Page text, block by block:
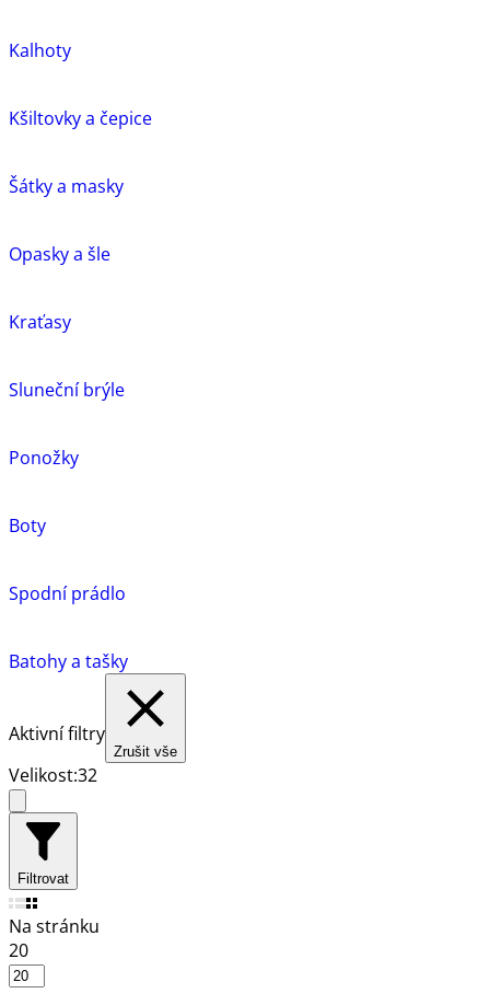
Kalhoty
Kšiltovky a čepice
Šátky a masky
Opasky a šle
Kraťasy
Sluneční brýle
Ponožky
Boty
Spodní prádlo
Batohy a tašky
Aktivní filtry
Zrušit vše
Velikost:32
Filtrovat
Na stránku
20